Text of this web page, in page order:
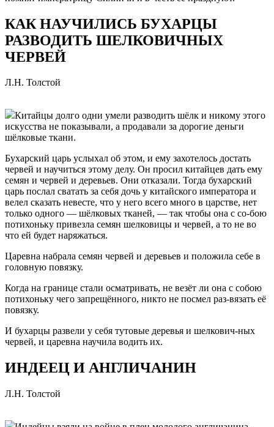
КАК НАУЧИЛИСЬ БУХАРЦЫ
РАЗВОДИТЬ ШЕЛКОВИЧНЫХ
ЧЕРВЕЙ
Л.Н. Толстой
Китайцы долго одни умели разводить шёлк и никому этого
искусства не показывали, а продавали за дорогие деньги
шёлковые ткани.
Бухарский царь услыхал об этом, и ему захотелось достать
червей и научиться этому делу. Он просил китайцев дать ему
семян и червей и деревьев. Они отказали. Тогда бухарский
царь послал сватать за себя дочь у китайского императора и
велел сказать невесте, что у него всего много в царстве, нет
только одного — шёлковых тканей, — так чтобы она с со-бою
потихоньку привезла семян шелковицы и червей, а то не во
что ей будет наряжаться.
Царевна набрала семян червей и деревьев и положила себе в
головную повязку.
Когда на границе стали осматривать, не везёт ли она с собою
потихоньку чего запрещённого, никто не посмел раз-вязать её
повязку.
И бухарцы развели у себя тутовые деревья и шелкович-ных
червей, и царевна научила водить их.
ИНДЕЕЦ И АНГЛИЧАНИН
Л.Н. Толстой